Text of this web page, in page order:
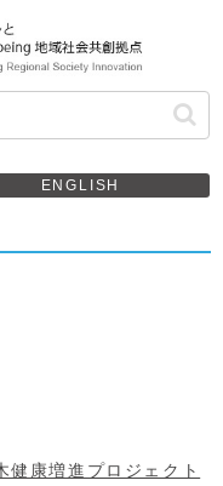
ENGLISH
健康増進プロジェクト